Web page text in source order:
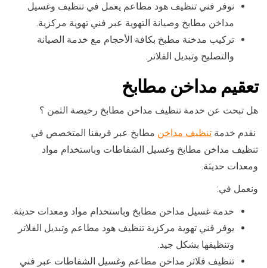
نوفر فني تنظيف هود مطاعم يعمل في تنظيف وغسيل
مداخن مطابخ وصيانة التهوية عبر فني تهوية مركزية.
تركيب مدخنة مطبخ بكافة الأحجام مع خدمة الصيانة
والتصليح وتبديل الفلاتر.
تعقيم مداخن مطابخ
هل تبحث عن خدمة تنظيف مداخن مطابخ رخيصة الثمن ؟
نقدم خدمة تنظيف مداخن مطابخ عبر فريقنا المتخصص في
تنظيف مداخن مطابخ وغسيل الشفاطات وباستخدام مواد
ومعدات حديثة.
ونعمل في:
خدمة غسيل مداخن مطابخ وباستخدام مواد ومعدات حديثة.
يوفر فني تهوية مركزية تنظيف هود مطاعم وتبديل الفلاتر
وتنظيفها بشكل جيد.
تنظيف فلاتر مداخن مطاعم وغسيل الشفاطات عبر فني